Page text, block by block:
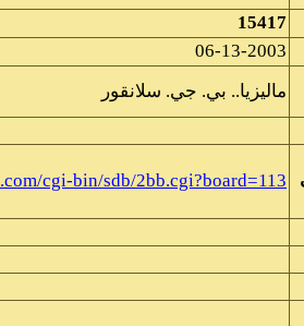
15417
06-13-2003
ماليزيا.. بي. جي. سلانقور
cgi-bin/sdb/2bb.cgi?board=113